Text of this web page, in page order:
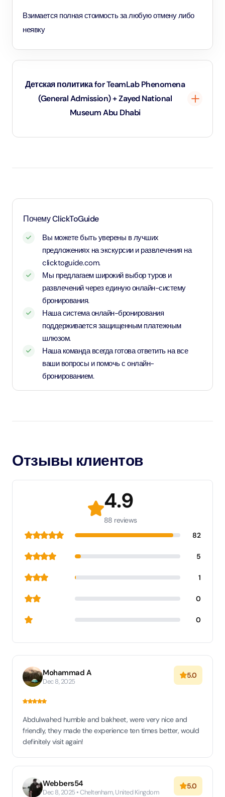
Взимается полная стоимость за любую отмену либо
неявку
Детская политика for TeamLab Phenomena
(General Admission) + Zayed National
Museum Abu Dhabi
бесплатный.
тариф для взрослых
Почему ClickToGuide
Вы можете быть уверены в лучших
предложениях на экскурсии и развлечения на
clicktoguide.com.
Мы предлагаем широкий выбор туров и
развлечений через единую онлайн-систему
бронирования.
Наша система онлайн-бронирования
поддерживается защищенным платежным
шлюзом.
Наша команда всегда готова ответить на все
ваши вопросы и помочь с онлайн-
бронированием.
Отзывы клиентов
4.9
88 reviews
82
5
1
0
0
Mohammad A
Dec 8, 2025
5.0
Abdulwahed humble and bakheet, were very nice and
friendly, they made the experience ten times better, would
definitely visit again!
Webbers54
Dec 8, 2025 • Cheltenham, United Kingdom
5.0